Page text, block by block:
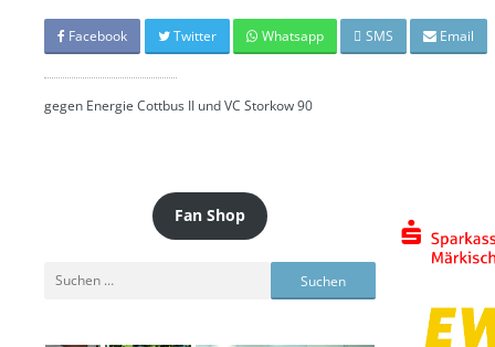
15.
MÄRZ
2024
-
UHR
Facebook Twitter Whatsapp SMS Email
gegen Energie Cottbus II und VC Storkow 90
Fan Shop
Suchen